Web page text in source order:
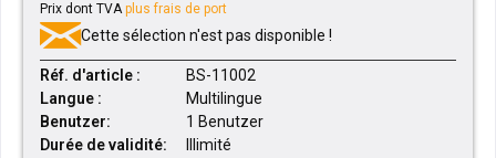
Prix dont TVAplus frais de port
Cette sélection n'est pas disponible !
Réf. d'article :
BS-11002
Langue :
Multilingue
Benutzer:
1 Benutzer
Durée de validité:
Illimité